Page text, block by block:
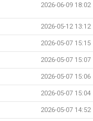
2026-06-09 18:02
2026-05-12 13:12
2026-05-07 15:15
2026-05-07 15:07
2026-05-07 15:06
2026-05-07 15:04
2026-05-07 14:52